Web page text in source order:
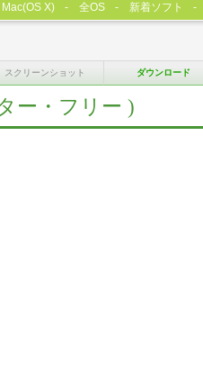
スクリーンショット ダウンロード
ー・フリー )
Mac(OS X) 全OS 新着ソフト